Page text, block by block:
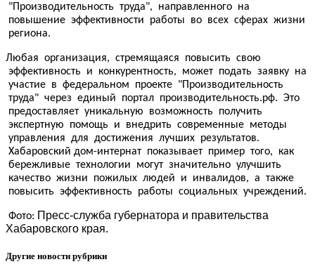
"Производительность труда", направленного на
повышение эффективности работы во всех сферах жизни
региона.
Любая организация, стремящаяся повысить свою
эффективность и конкурентность, может подать заявку на
участие в федеральном проекте "Производительность
труда" через единый портал производительность.рф. Это
предоставляет уникальную возможность получить
экспертную помощь и внедрить современные методы
управления для достижения лучших результатов.
Хабаровский дом-интернат показывает пример того, как
бережливые технологии могут значительно улучшить
качество жизни пожилых людей и инвалидов, а также
повысить эффективность работы социальных учреждений.
Фото: Пресс-служба губернатора и правительства
Хабаровского края.
Другие новости рубрики